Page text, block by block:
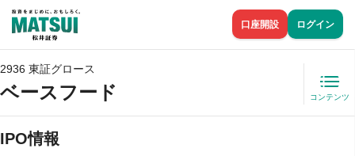
口座開設 ログイン
2936 東証グロース
ベースフード コンテンツ
IPO情報